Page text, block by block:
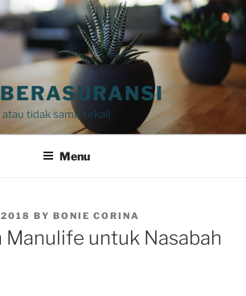
tidak sama sekali
Menu
2018 BY BONIE CORINA
Manulife untuk Nasabah